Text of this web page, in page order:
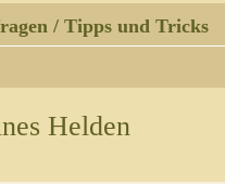
/ Tipps und Tricks
Helden